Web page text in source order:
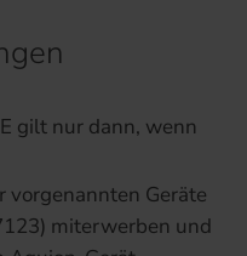
gilt nur dann, wenn
vorgenannten Geräte
miterwerben und